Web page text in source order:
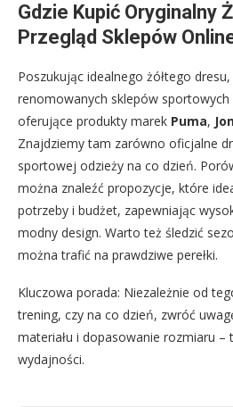
Gdzie Kupić Oryginalny
Przegląd Sklepów
Poszukując idealnego żółtego
renomowanych sklepów
oferujące produkty marek Puma,
Znajdziemy tam zarówno oficjalne
sportowej odzieży na co dzień.
można znaleźć propozycje, które
potrzeby i budżet, zapewniając
modny design. Warto też śledzić
można trafić na prawdziwe perełki.
Kluczowa porada: Niezależnie od
trening, czy na co dzień, zwróć
materiału i dopasowanie rozmiaru
wydajności.